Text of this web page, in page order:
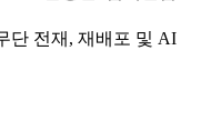
단 전재, 재배포 및 AI